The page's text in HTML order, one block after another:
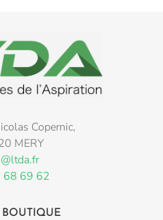
Copernic,
MERY
68 69 62